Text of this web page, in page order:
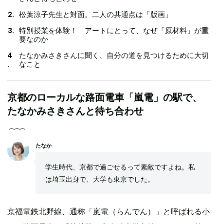
松葉涼子先生と対面。二人の共通点は「版画」
特別授業を体験！ アートにとって、なぜ「原材料」が重
要なのか
たなかみさきさんに聞く、自分の道を見つけるために大切
なこと
京都のローカルな路面電車「嵐電」の駅で、
たなかみさきさんと待ち合わせ
たなか
学生時代、京都で過ごせるって素敵ですよね。私
は埼玉出身で、大学も東京でした。
京福電鉄北野線、通称「嵐電（らんでん）」と呼ばれる小